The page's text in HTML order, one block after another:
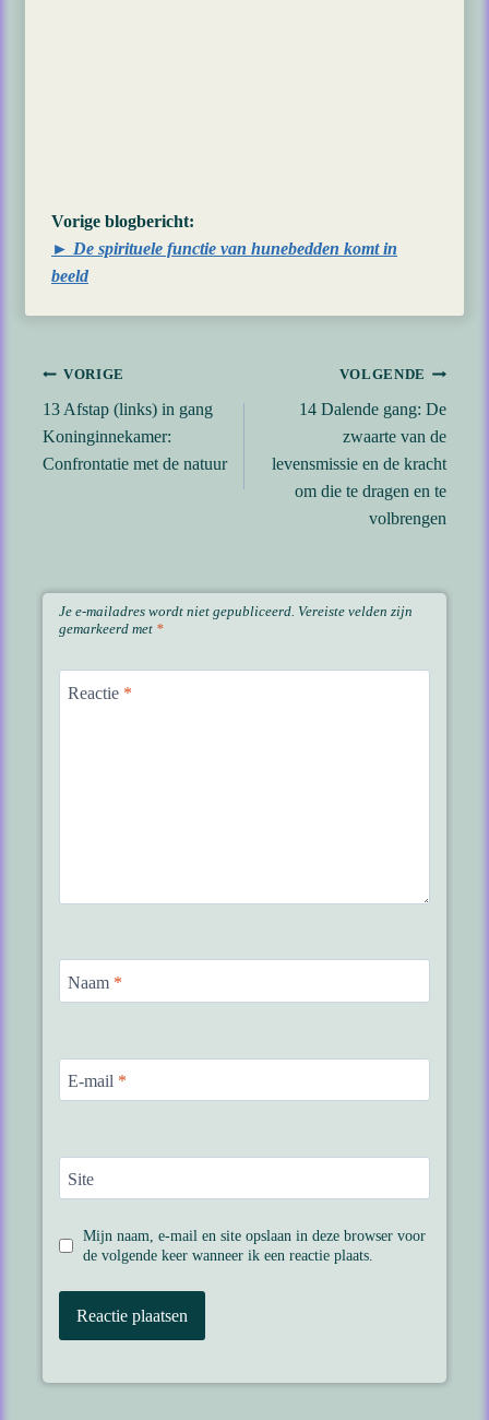
Vorige blogbericht:
► De spirituele functie van hunebedden komt in
beeld
Bericht
navigatie
VORIGE
13 Afstap (links) in gang
Koninginnekamer:
Confrontatie met de natuur
VOLGENDE
14 Dalende gang: De
zwaarte van de
levensmissie en de kracht
om die te dragen en te
volbrengen
Je e-mailadres wordt niet gepubliceerd. Vereiste velden zijn
gemarkeerd met *
Reactie *
Naam *
E-mail *
Site
Mijn naam, e-mail en site opslaan in deze browser voor
de volgende keer wanneer ik een reactie plaats.